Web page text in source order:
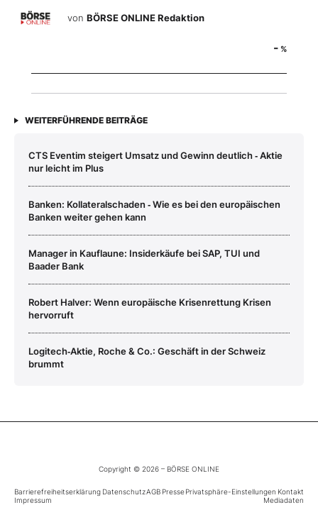
von BÖRSE ONLINE Redaktion
- %
WEITERFÜHRENDE BEITRÄGE
CTS Eventim steigert Umsatz und Gewinn deutlich ‑ Aktie
nur leicht im Plus
Banken: Kollateralschaden ‑ Wie es bei den europäischen
Banken weiter gehen kann
Manager in Kauflaune: Insiderkäufe bei SAP, TUI und
Baader Bank
Robert Halver: Wenn europäische Krisenrettung Krisen
hervorruft
Logitech‑Aktie, Roche & Co.: Geschäft in der Schweiz
brummt
Copyright © 2026 – BÖRSE ONLINE
Barrierefreiheitserklärung DatenschutzAGB PressePrivatsphäre-Einstellungen Kontakt
Impressum
Mediadaten